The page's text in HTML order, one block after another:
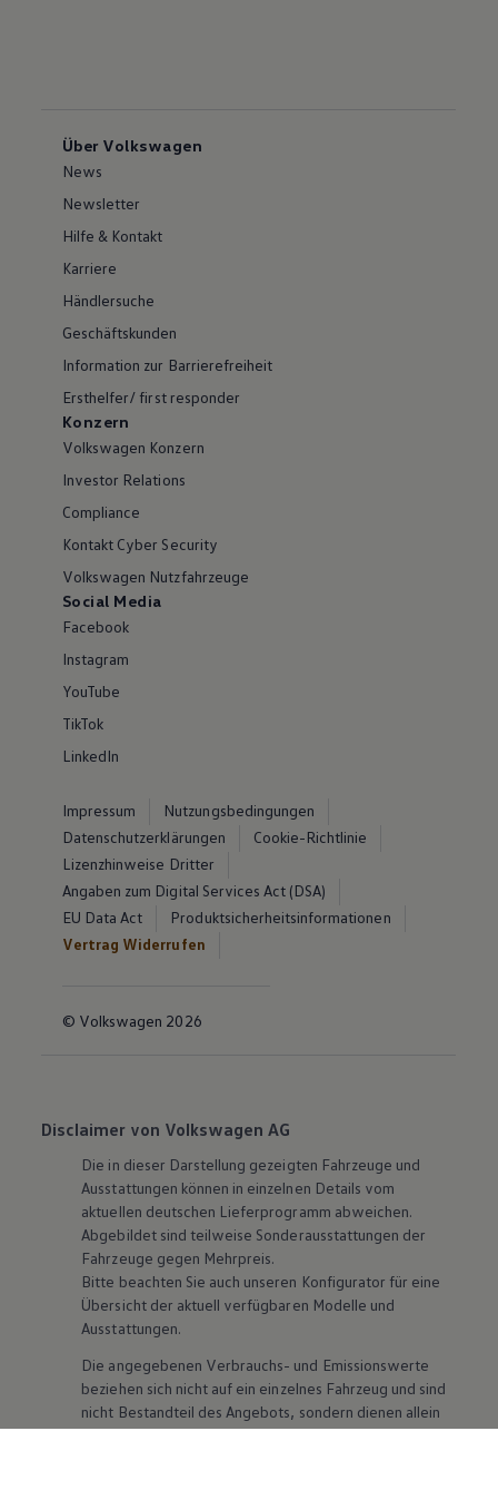
Über Volkswagen
News
Newsletter
Hilfe & Kontakt
Karriere
Händlersuche
Geschäftskunden
Information zur Barrierefreiheit
Ersthelfer/ first responder
Konzern
Volkswagen Konzern
Investor Relations
Compliance
Kontakt Cyber Security
Volkswagen Nutzfahrzeuge
Social Media
Facebook
Instagram
YouTube
TikTok
LinkedIn
Impressum
Nutzungsbedingungen
Datenschutzerklärungen
Cookie-Richtlinie
Lizenzhinweise Dritter
Angaben zum Digital Services Act (DSA)
EU Data Act
Produktsicherheitsinformationen
Vertrag Widerrufen
© Volkswagen 2026
Disclaimer von Volkswagen AG
Die in dieser Darstellung gezeigten Fahrzeuge und
Ausstattungen können in einzelnen Details vom
aktuellen deutschen Lieferprogramm abweichen.
Abgebildet sind teilweise Sonderausstattungen der
Fahrzeuge gegen Mehrpreis.
Bitte beachten Sie auch unseren Konfigurator für eine
Übersicht der aktuell verfügbaren Modelle und
Ausstattungen.
Die angegebenen Verbrauchs- und Emissionswerte
beziehen sich nicht auf ein einzelnes Fahrzeug und sind
nicht Bestandteil des Angebots, sondern dienen allein
Vergleichszwecken zwischen den verschiedenen